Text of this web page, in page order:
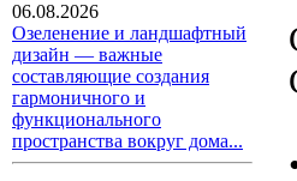
06.08.2026
Озеленение и ландшафтный
дизайн — важные
составляющие создания
гармоничного и
функционального
пространства вокруг дома...